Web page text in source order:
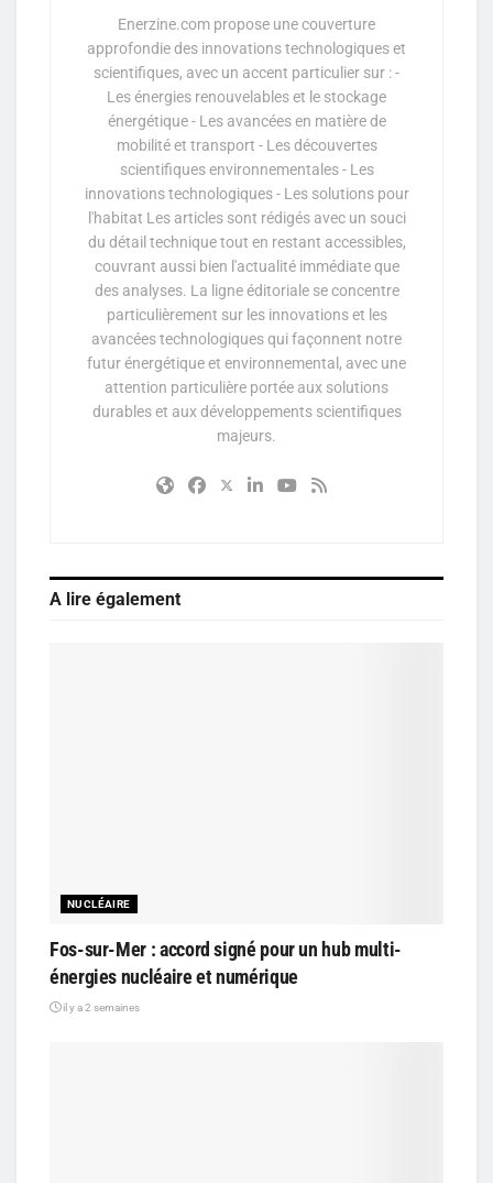
Enerzine.com propose une couverture
approfondie des innovations technologiques et
scientifiques, avec un accent particulier sur : -
Les énergies renouvelables et le stockage
énergétique - Les avancées en matière de
mobilité et transport - Les découvertes
scientifiques environnementales - Les
innovations technologiques - Les solutions pour
l'habitat Les articles sont rédigés avec un souci
du détail technique tout en restant accessibles,
couvrant aussi bien l'actualité immédiate que
des analyses. La ligne éditoriale se concentre
particulièrement sur les innovations et les
avancées technologiques qui façonnent notre
futur énergétique et environnemental, avec une
attention particulière portée aux solutions
durables et aux développements scientifiques
majeurs.
A lire également
NUCLÉAIRE
Fos-sur-Mer : accord signé pour un hub multi-
énergies nucléaire et numérique
il y a 2 semaines